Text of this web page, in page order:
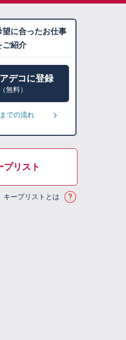
に合ったお仕事
ご紹介
デコに登録
（無料）
での流れ
プリスト
キープリストとは